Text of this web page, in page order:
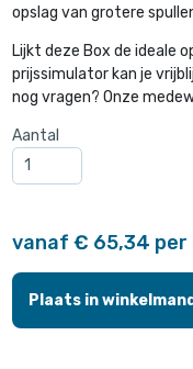
opslag van grotere
Lijkt deze Box de ideale
prijssimulator kan je
nog vragen? Onze
Aantal
vanaf € 65,34 per
Plaats in winkelmand